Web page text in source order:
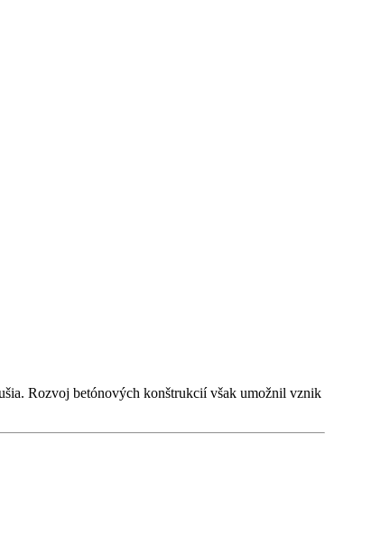
Rozvoj betónových konštrukcií však umožnil vznik